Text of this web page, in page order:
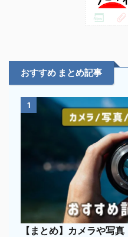
おすすめ まとめ記事
1
【まとめ】カメラや写